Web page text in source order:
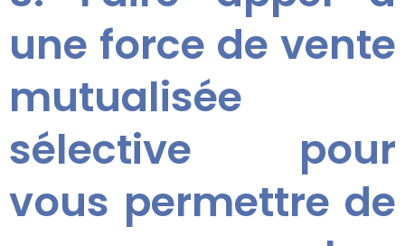
une force de vente
mutualisée
sélective pour
vous permettre de